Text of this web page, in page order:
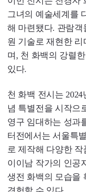
그녀의 예술세계를
해 마련됐다. 관람
원 기술로 재현한
며, 천 화백의 강렬
있다.
천 화백 전시는
념 특별전을 시작으
영구 임대하는 성과
터전에서는 서울특
로 제작해 다양한
이이남 작가의 인공
생전 화백의 모습을